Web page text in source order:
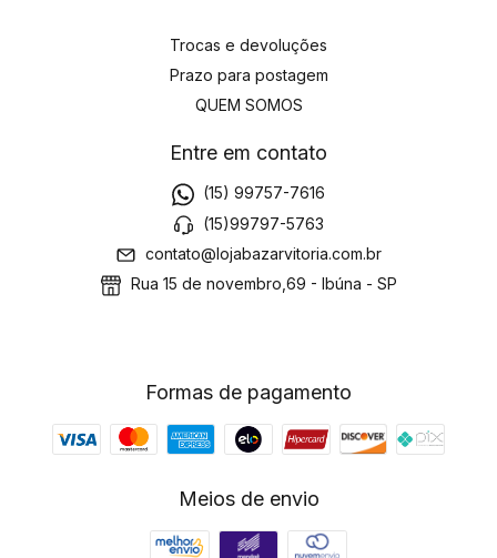
Trocas e devoluções
Prazo para postagem
QUEM SOMOS
Entre em contato
(15) 99757-7616
(15)99797-5763
contato@lojabazarvitoria.com.br
Rua 15 de novembro,69 - Ibúna - SP
Formas de pagamento
Meios de envio